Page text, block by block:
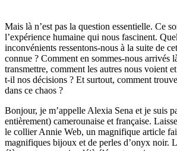
Mais là n’est pas la question essentielle. Ce
l’expérience humaine qui nous fascinent.
inconvénients ressentons-nous à la suite de
connue ? Comment en sommes-nous arrivés
transmettre, comment les autres nous voient
t-il nos décisions ? Et surtout, comment
dans ce chaos ?
Bonjour, je m’appelle Alexia Sena et je suis
entièrement) camerounaise et française.
le collier Annie Web, un magnifique article
magnifiques bijoux et de perles d’onyx noir.